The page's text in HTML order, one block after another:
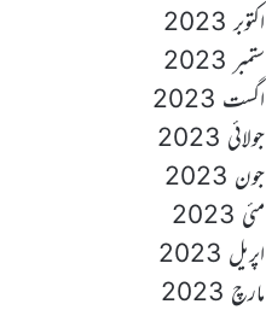
اکتوبر 2023
ستمبر 2023
اگست 2023
جولائی 2023
جون 2023
مئی 2023
اپریل 2023
مارچ 2023